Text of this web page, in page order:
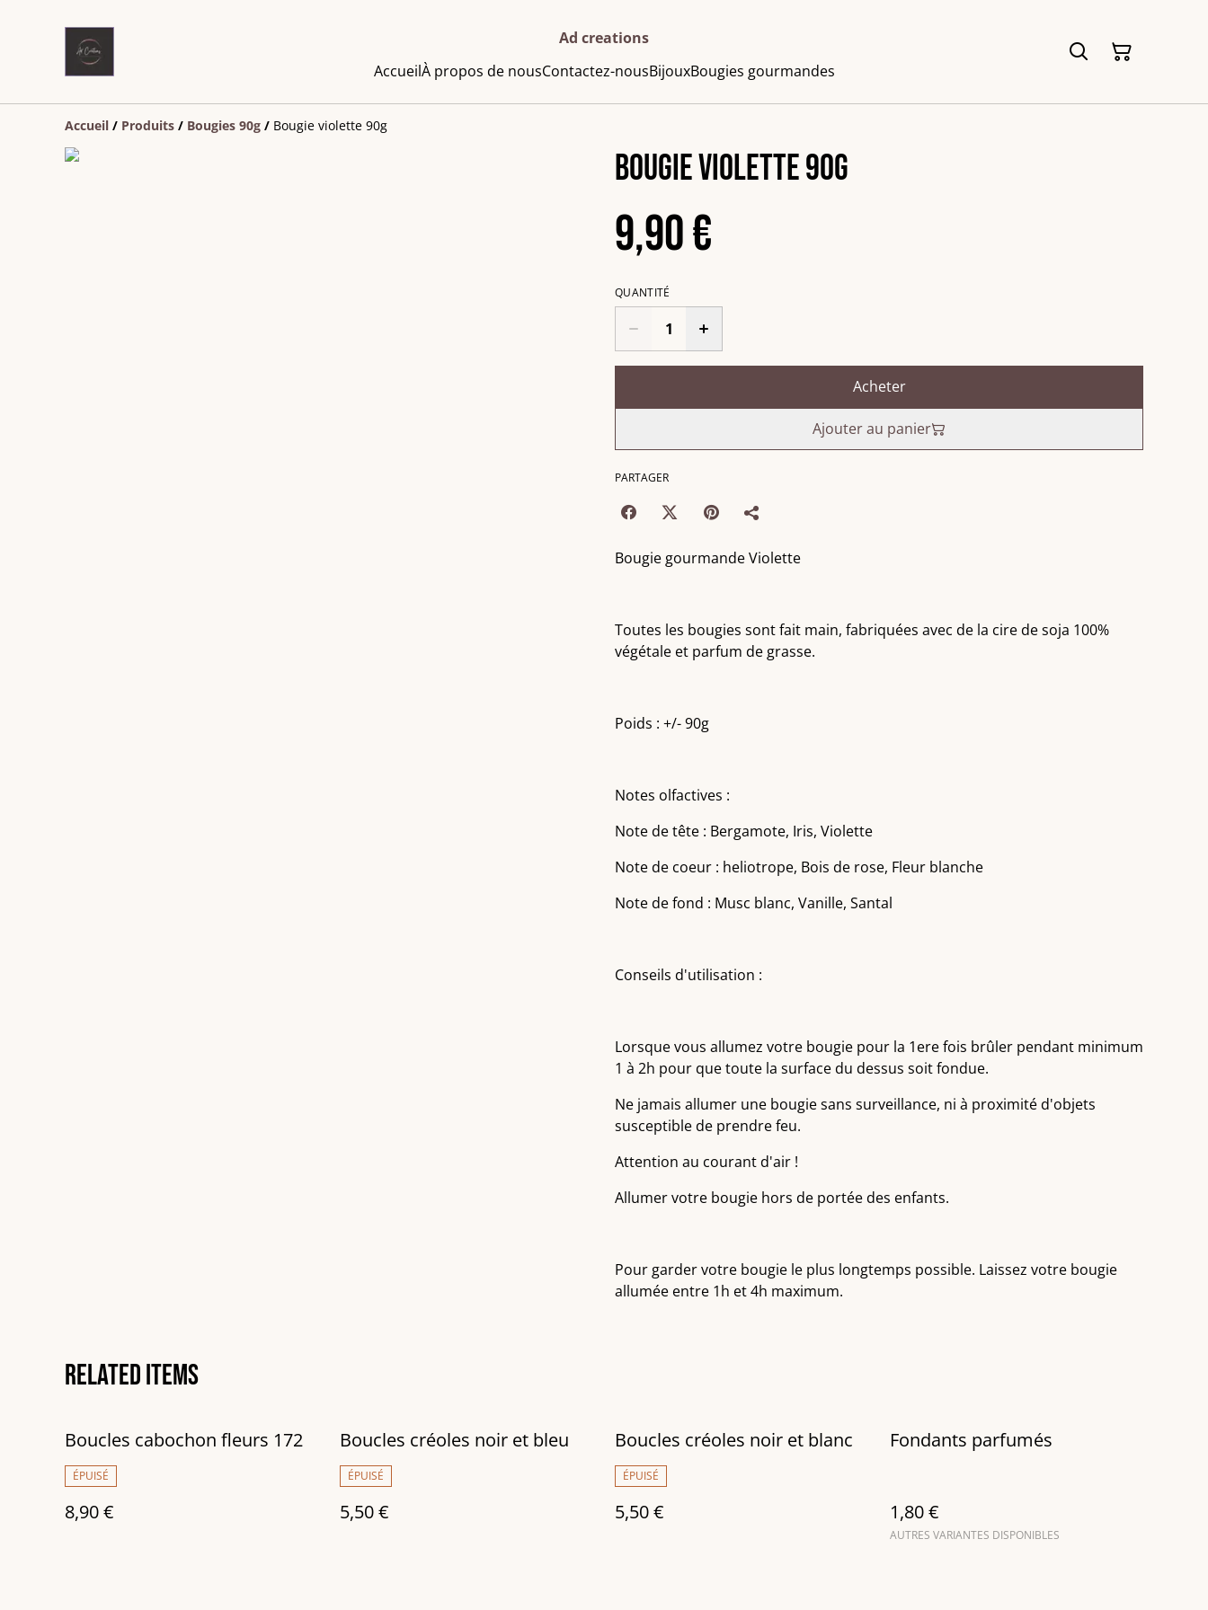
Ad creations
AccueilÀ propos de nousContactez-nousBijouxBougies gourmandes
Accueil / Produits / Bougies 90g / Bougie violette 90g
Bougie violette 90g
9,90 €
QUANTITÉ
Acheter
Ajouter au panier
PARTAGER
Bougie gourmande Violette
Toutes les bougies sont fait main, fabriquées avec de la cire de soja 100%
végétale et parfum de grasse.
Poids : +/- 90g
Notes olfactives :
Note de tête : Bergamote, Iris, Violette
Note de coeur : heliotrope, Bois de rose, Fleur blanche
Note de fond : Musc blanc, Vanille, Santal
Conseils d'utilisation :
Lorsque vous allumez votre bougie pour la 1ere fois brûler pendant minimum
1 à 2h pour que toute la surface du dessus soit fondue.
Ne jamais allumer une bougie sans surveillance, ni à proximité d'objets
susceptible de prendre feu.
Attention au courant d'air !
Allumer votre bougie hors de portée des enfants.
Pour garder votre bougie le plus longtemps possible. Laissez votre bougie
allumée entre 1h et 4h maximum.
Related items
Boucles cabochon fleurs 172
ÉPUISÉ
8,90 €
Boucles créoles noir et bleu
ÉPUISÉ
5,50 €
Boucles créoles noir et blanc
ÉPUISÉ
5,50 €
Fondants parfumés
1,80 €
AUTRES VARIANTES DISPONIBLES